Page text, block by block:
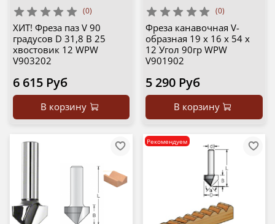
(0)
ХИТ! Фреза паз V 90
градусов D 31,8 B 25
хвостовик 12 WPW
V903202
6 615 Руб
В корзину
(0)
Фреза канавочная V-
образная 19 x 16 x 54 x
12 Угол 90гр WPW
V901902
5 290 Руб
В корзину
Рекомендуем